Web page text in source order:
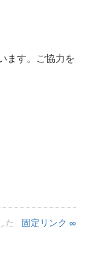
ます。ご協力を
た 固定リンク ∞